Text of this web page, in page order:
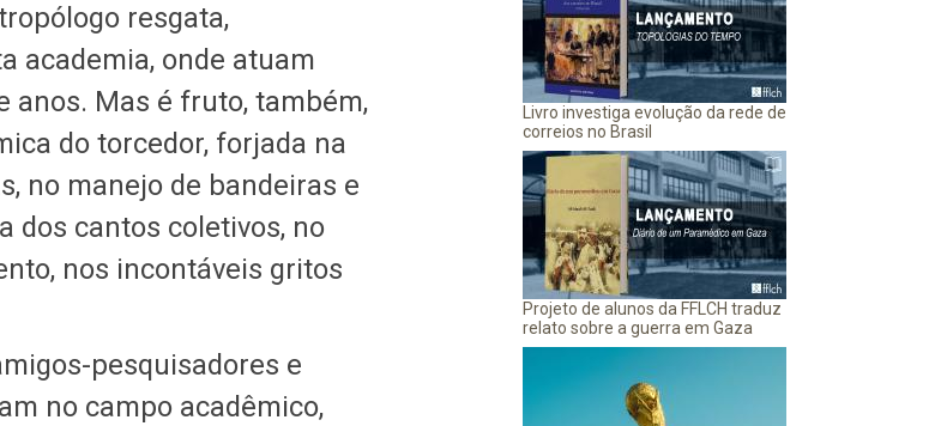
resgata,
academia, onde atuam
anos. Mas é fruto, também,
do torcedor, forjada na
no manejo de bandeiras e
dos cantos coletivos, no
nos incontáveis gritos
pesquisadores e
no campo acadêmico,
Livro investiga evolução da rede de
correios no Brasil
Projeto de alunos da FFLCH traduz
relato sobre a guerra em Gaza